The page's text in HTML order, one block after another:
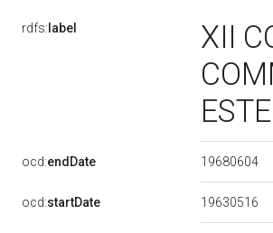
rdfs: label
XII
ocd:endDate 19680604
ocd:startDate 19630516